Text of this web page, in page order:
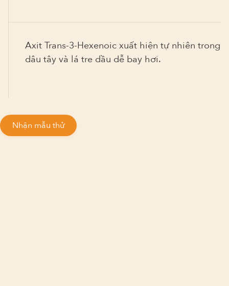
Axit Trans-3-Hexenoic xuất hiện tự nhiên trong
dâu tây và lá tre dầu dễ bay hơi.
Nhận mẫu thử